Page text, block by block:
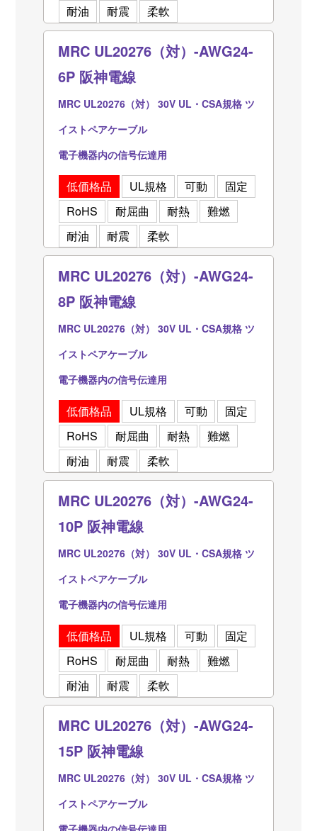
耐油 耐震 柔軟
MRC UL20276（対）-AWG24-
6P 阪神電線
MRC UL20276（対） 30V UL・CSA規格 ツ
イストペアケーブル
電子機器内の信号伝達用
低価格品 UL規格 可動
固定
RoHS
耐屈曲 耐熱
難燃
耐油
耐震 柔軟
MRC UL20276（対）-AWG24-
8P 阪神電線
MRC UL20276（対） 30V UL・CSA規格 ツ
イストペアケーブル
電子機器内の信号伝達用
低価格品 UL規格 可動
固定
RoHS
耐屈曲 耐熱
難燃
耐油
耐震 柔軟
MRC UL20276（対）-AWG24-
10P 阪神電線
MRC UL20276（対） 30V UL・CSA規格 ツ
イストペアケーブル
電子機器内の信号伝達用
低価格品 UL規格 可動
固定
RoHS
耐屈曲 耐熱
難燃
耐油
耐震 柔軟
MRC UL20276（対）-AWG24-
15P 阪神電線
MRC UL20276（対） 30V UL・CSA規格 ツ
イストペアケーブル